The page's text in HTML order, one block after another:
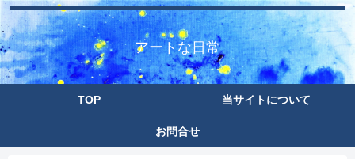
アートな日常
TOP 当サイトについて
お問合せ